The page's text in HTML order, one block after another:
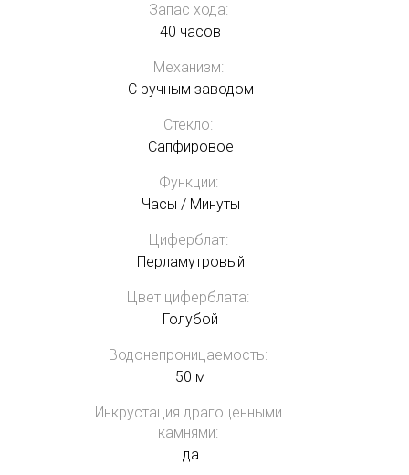
Запас хода:
40 часов
Механизм:
С ручным заводом
Стекло:
Сапфировое
Функции:
Часы / Минуты
Циферблат:
Перламутровый
Цвет циферблата:
Голубой
Водонепроницаемость:
50 м
Инкрустация драгоценными
камнями:
да